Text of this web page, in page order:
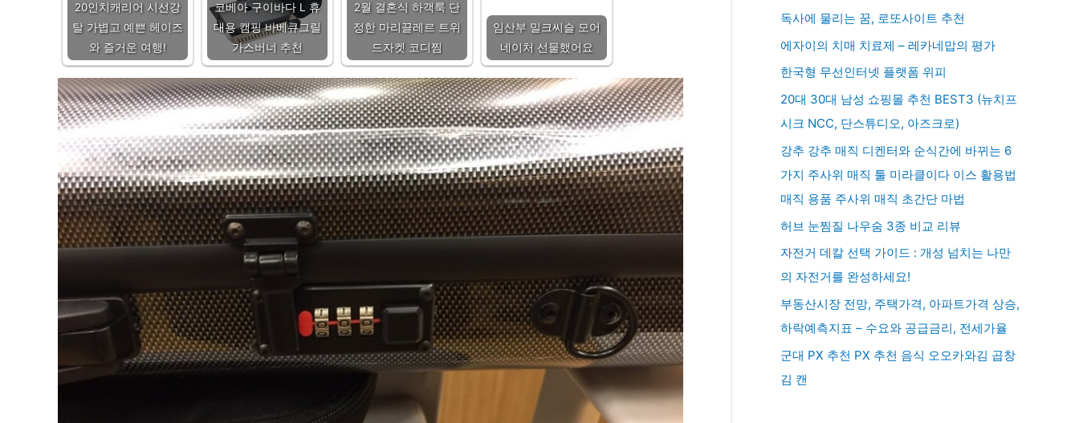
20인치캐리어 시선강
탈 가볍고 예쁜 헤이즈
와 즐거운 여행!
코베아 구이바다 L 휴
대용 캠핑 바베큐그릴
가스버너 추천
2월 결혼식 하객룩 단
정한 마리끌레르 트위
드자켓 코디찜
임산부 밀크씨슬 모어
네이처 선물했어요
독사에 물리는 꿈, 로또사이트 추천
에자이의 치매 치료제 – 레카네맙의 평가
한국형 무선인터넷 플랫폼 위피
20대 30대 남성 쇼핑몰 추천 BEST3 (뉴치프
시크 NCC, 단스튜디오, 아즈크로)
강추 강추 매직 디켄터와 순식간에 바뀌는 6
가지 주사위 매직 툴 미라클이다 이스 활용법
매직 용품 주사위 매직 초간단 마법
허브 눈찜질 나우숨 3종 비교 리뷰
자전거 데칼 선택 가이드 : 개성 넘치는 나만
의 자전거를 완성하세요!
부동산시장 전망, 주택가격, 아파트가격 상승,
하락예측지표 – 수요와 공급금리, 전세가율
군대 PX 추천 PX 추천 음식 오오카와김 곱창
김 캔